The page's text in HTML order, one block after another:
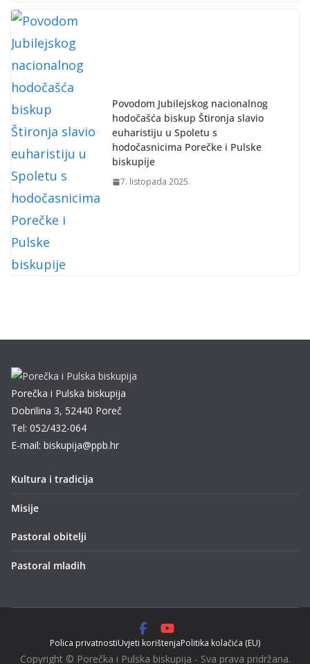
Povodom Jubilejskog nacionalnog
hodočašća biskup Štironja slavio
euharistiju u Spoletu s
hodočasnicima Porečke i Pulske
biskupije
7. listopada 2025.
Porečka i Pulska biskupija
Dobrilina 3, 52440 Poreč
Tel: 052/432-064
E-mail: biskupija@ppb.hr
Kultura i tradicija
Misije
Pastoral obitelji
Pastoral mladih
Polica privatnostiUvjeti korištenjaPolitika kolačića (EU)
Copyright © Porečka i Pulska biskupija - Sva prava pridržana.